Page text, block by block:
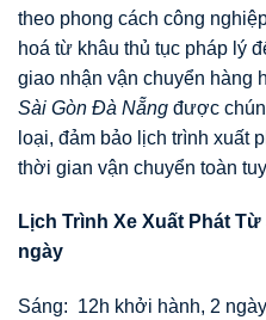
theo phong cách công
hoá từ khâu thủ tục pháp lý
giao nhận vận chuyển hàng
Sài Gòn Đà Nẵng được
loại, đảm bảo lịch trình xuất
thời gian vận chuyển toàn
Lịch Trình Xe Xuất Phát
ngày
Sáng: 12h khởi hành, 2